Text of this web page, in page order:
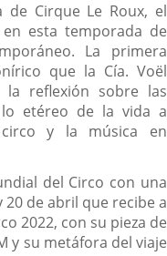
de Cirque Le Roux, el
esta temporada de
La primera
que la Cía. Voël
reflexión sobre las
lo etéreo de la vida a
y la música en
del Circo con una
de abril que recibe a
2022, con su pieza de
y su metáfora del viaje